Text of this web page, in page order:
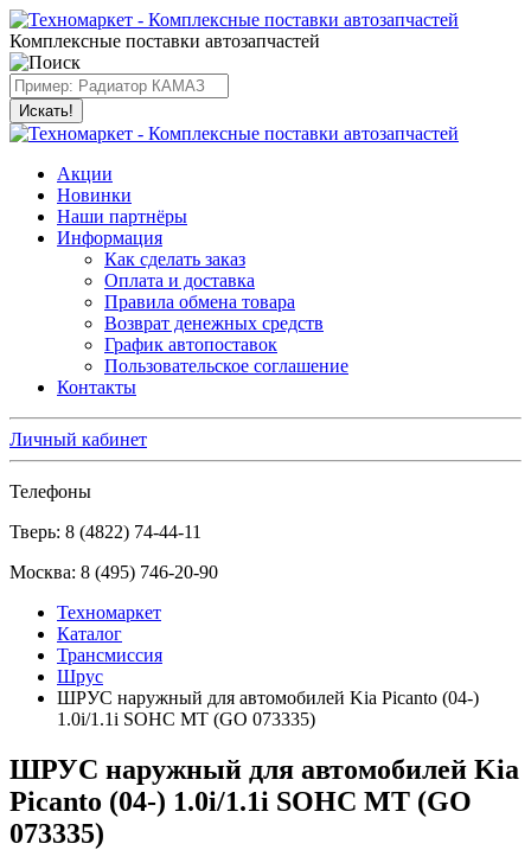
Комплексные поставки автозапчастей
Искать!
Акции
Новинки
Наши партнёры
Информация
Как сделать заказ
Оплата и доставка
Правила обмена товара
Возврат денежных средств
График автопоставок
Пользовательское соглашение
Контакты
Личный кабинет
Телефоны
Тверь: 8 (4822) 74-44-11
Москва: 8 (495) 746-20-90
Техномаркет
Каталог
Трансмиссия
Шрус
ШРУС наружный для автомобилей Kia Picanto (04-)
1.0i/1.1i SOHC MT (GO 073335)
ШРУС наружный для автомобилей Kia
Picanto (04-) 1.0i/1.1i SOHC MT (GO
073335)